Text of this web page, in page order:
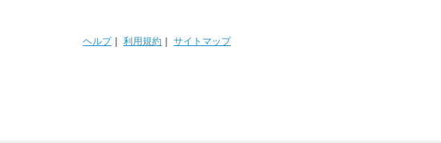
ヘルプ｜ 利用規約 サイトマップ